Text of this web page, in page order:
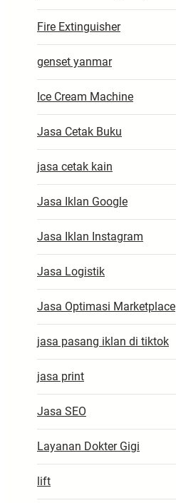
Fire Extinguisher
genset yanmar
Ice Cream Machine
Jasa Cetak Buku
jasa cetak kain
Jasa Iklan Google
Jasa Iklan Instagram
Jasa Logistik
Jasa Optimasi Marketplace
jasa pasang iklan di tiktok
jasa print
Jasa SEO
Layanan Dokter Gigi
lift